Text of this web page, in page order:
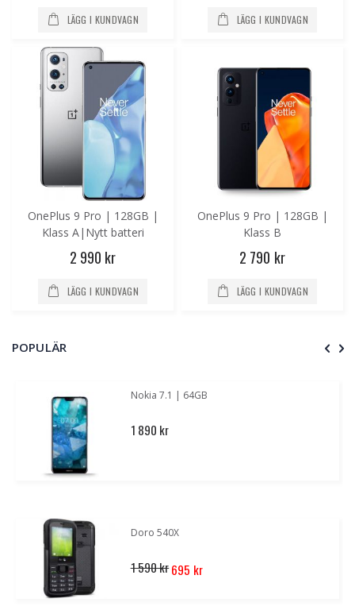
LÄGG I KUNDVAGN LÄGG I KUNDVAGN
OnePlus 9 Pro | 128GB |
Klass A|Nytt batteri
2 990 kr
LÄGG I KUNDVAGN
OnePlus 9 Pro | 128GB |
Klass B
2 790 kr
LÄGG I KUNDVAGN
POPULÄR
Nokia 7.1 | 64GB
1 890 kr
Doro 540X
1 590 kr Special
Price
695 kr